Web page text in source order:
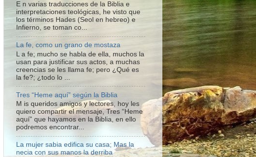
E n varias traducciones de la Biblia e
interpretaciones teológicas, he visto que
los términos Hades (Seol en hebreo) e
Infierno, se toman co...
La fe, como un grano de mostaza
L a fe; mucho se habla de ella, muchos la
usan para justificar sus actos, a muchas
creencias se les llama fe; pero ¿Qué es
la fe?; ¿todo lo ...
Tres “Heme aquí” según la Biblia
M is queridos amigos y lectores, hoy les
quiero compartir el mensaje, Tres “Heme
aquí” que hayamos en la Biblia, en ello
podremos encontrar...
La mujer sabia edifica su casa; Mas la
necia con sus manos la derriba